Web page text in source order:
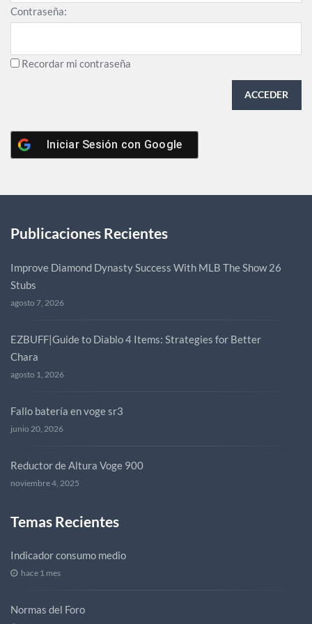
Contraseña:
Recordar mi contraseña
ACCEDER
Iniciar Sesión con Google
Publicaciones Recientes
Improve Diamond Dynasty Success With MLB The Show 26
Stubs
agosto 7, 2026
EZBUFF|Guide to Diablo 4 Items: Strategies for Better
Chara
agosto 1, 2026
Fallo batería en voge sr3
junio 20, 2026
Reductor de Altura Voge 900
noviembre 4, 2025
Temas Recientes
Indicador consumo medio
hace 1 mes
Normas del Foro